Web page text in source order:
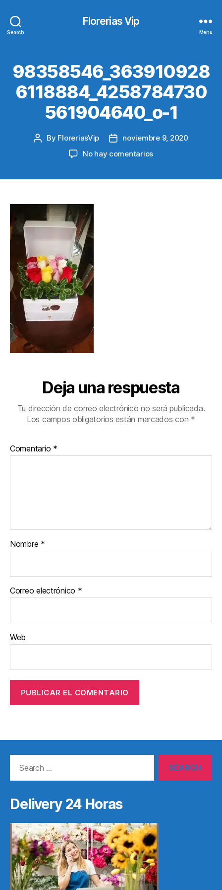
Search
Florerias Vip
Menu
98358546_363910928
6118884_4258784730
561904640_o-1
Post
By FloreriasVip
Postnoviembre 9, 2020
No hay comentariosen
Deja una respuesta
Tu dirección de correo electrónico no será publicada.
Los campos obligatorios están marcados con *
Comentario *
Nombre *
Correo electrónico *
Web
Delivery 24 Horas